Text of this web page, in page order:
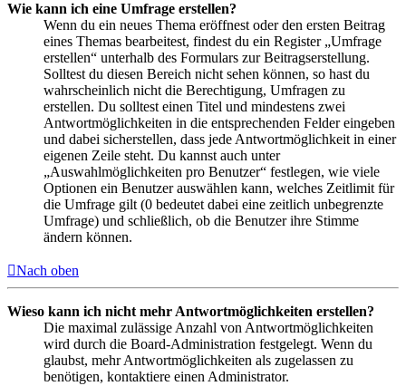
Wie kann ich eine Umfrage erstellen?
Wenn du ein neues Thema eröffnest oder den ersten Beitrag
eines Themas bearbeitest, findest du ein Register „Umfrage
erstellen“ unterhalb des Formulars zur Beitragserstellung.
Solltest du diesen Bereich nicht sehen können, so hast du
wahrscheinlich nicht die Berechtigung, Umfragen zu
erstellen. Du solltest einen Titel und mindestens zwei
Antwortmöglichkeiten in die entsprechenden Felder eingeben
und dabei sicherstellen, dass jede Antwortmöglichkeit in einer
eigenen Zeile steht. Du kannst auch unter
„Auswahlmöglichkeiten pro Benutzer“ festlegen, wie viele
Optionen ein Benutzer auswählen kann, welches Zeitlimit für
die Umfrage gilt (0 bedeutet dabei eine zeitlich unbegrenzte
Umfrage) und schließlich, ob die Benutzer ihre Stimme
ändern können.
Nach oben
Wieso kann ich nicht mehr Antwortmöglichkeiten erstellen?
Die maximal zulässige Anzahl von Antwortmöglichkeiten
wird durch die Board-Administration festgelegt. Wenn du
glaubst, mehr Antwortmöglichkeiten als zugelassen zu
benötigen, kontaktiere einen Administrator.